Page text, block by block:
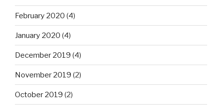
February 2020 (4)
January 2020 (4)
December 2019 (4)
November 2019 (2)
October 2019 (2)